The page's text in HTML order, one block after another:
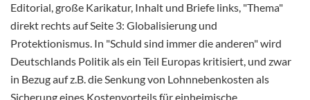
Editorial, große Karikatur, Inhalt und Briefe links, "Thema"
direkt rechts auf Seite 3: Globalisierung und
Protektionismus. In "Schuld sind immer die anderen" wird
Deutschlands Politik als ein Teil Europas kritisiert, und zwar
in Bezug auf z.B. die Senkung von Lohnnebenkosten als
Sicherung eines Kostenvorteils für einheimische